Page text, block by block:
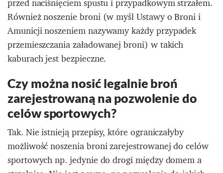
Również noszenie broni (w myśl Ustawy o Broni i
Amunicji noszeniem nazywamy każdy przypadek
przemieszczania załadowanej broni) w takich
kaburach jest bezpieczne.
Czy można nosić legalnie broń
zarejestrowaną na pozwolenie do
celów sportowych?
Tak. Nie istnieją przepisy, które ograniczałyby
możliwość noszenia broni zarejestrowanej do celów
sportowych np. jedynie do drogi między domem a